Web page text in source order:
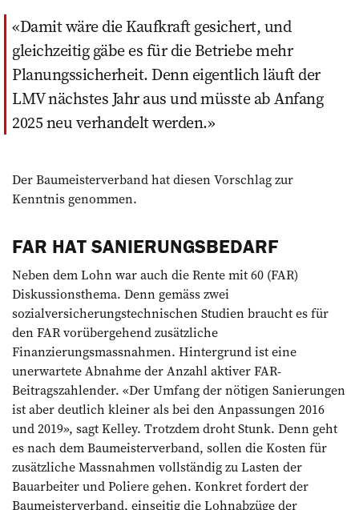
Damit wäre die Kaufkraft gesichert, und
gleichzeitig gäbe es für die Betriebe mehr
Planungssicherheit. Denn eigentlich läuft der
LMV nächstes Jahr aus und müsste ab Anfang
2025 neu verhandelt werden.
Der Baumeisterverband hat diesen Vorschlag zur
Kenntnis genommen.
FAR HAT SANIERUNGSBEDARF
Neben dem Lohn war auch die Rente mit 60 (FAR)
Diskussionsthema. Denn gemäss zwei
sozialversicherungstech­nischen Studien braucht es für
den FAR vorübergehend zusätzliche
Finanzierungsmassnahmen. Hintergrund ist eine
unerwartete Abnahme der Anzahl aktiver FAR-
Beitragszahlender. «Der Umfang der nötigen Sanierungen
ist aber deutlich kleiner als bei den Anpassungen 2016
und 2019», sagt Kelley. Trotzdem droht Stunk. Denn geht
es nach dem Baumeisterverband, sollen die Kosten für
zusätzliche Massnahmen vollständig zu Lasten der
Bauarbeiter und Poliere gehen. Konkret fordert der
Baumeisterverband, einseitig die Lohnabzüge der